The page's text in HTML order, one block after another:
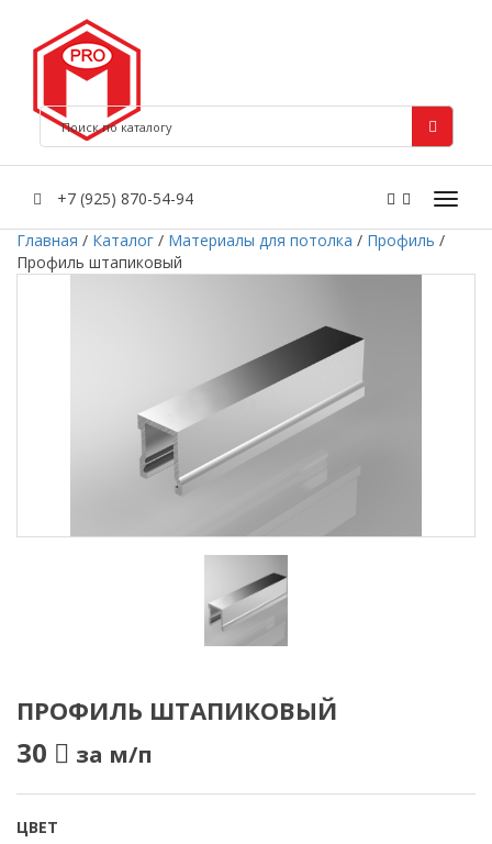
+7 (925) 870-54-94
Главная / Каталог / Материалы для потолка / Профиль /
Профиль штапиковый
ПРОФИЛЬ ШТАПИКОВЫЙ
30 за м/п
ЦВЕТ